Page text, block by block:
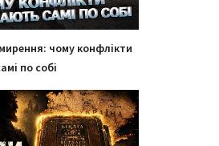
чому конфлікти
по собі